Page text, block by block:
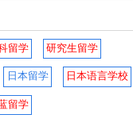
留学 研究生留学
日本留学 日本语言学校
留学